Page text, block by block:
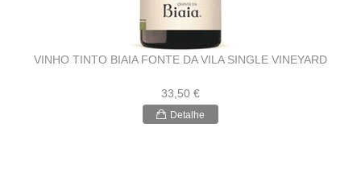
VINHO TINTO BIAIA FONTE DA VILA SINGLE VINEYARD
33,50 €
Detalhe